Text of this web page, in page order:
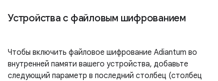
Устройства с файловым шифрованием
Чтобы включить файловое шифрование Adiantum во
внутренней памяти вашего устройства, добавьте
следующий параметр в последний столбец (столбец